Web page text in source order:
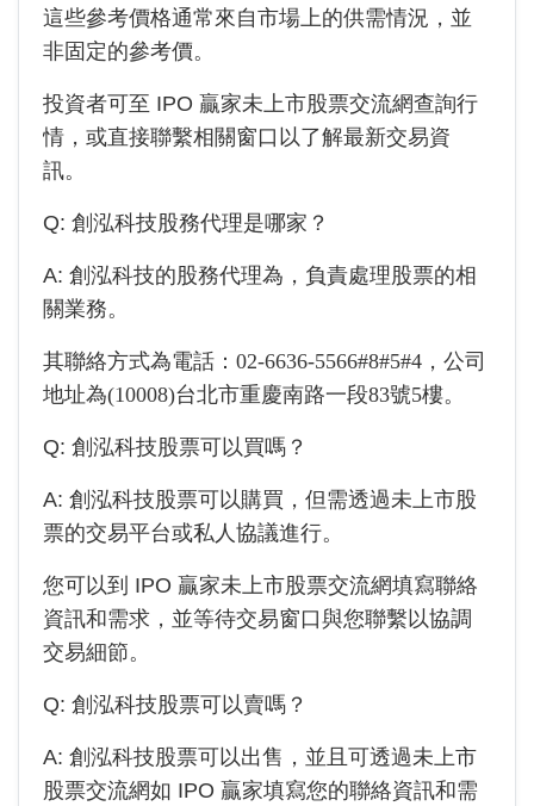
這些參考價格通常來自市場上的供需情況，並
非固定的參考價。
投資者可至 IPO 贏家未上市股票交流網查詢行
情，或直接聯繫相關窗口以了解最新交易資
訊。
Q: 創泓科技股務代理是哪家？
A: 創泓科技的股務代理為 ，負責處理股票的相
關業務。
其聯絡方式為電話： 02-6636-5566#8#5#4 ，公司
地址為(10008)台北市重慶南路一段83號5樓。
Q: 創泓科技股票可以買嗎？
A: 創泓科技股票可以購買，但需透過未上市股
票的交易平台或私人協議進行。
您可以到 IPO 贏家未上市股票交流網填寫聯絡
資訊和需求，並等待交易窗口與您聯繫以協調
交易細節。
Q: 創泓科技股票可以賣嗎？
A: 創泓科技股票可以出售，並且可透過未上市
股票交流網如 IPO 贏家填寫您的聯絡資訊和需